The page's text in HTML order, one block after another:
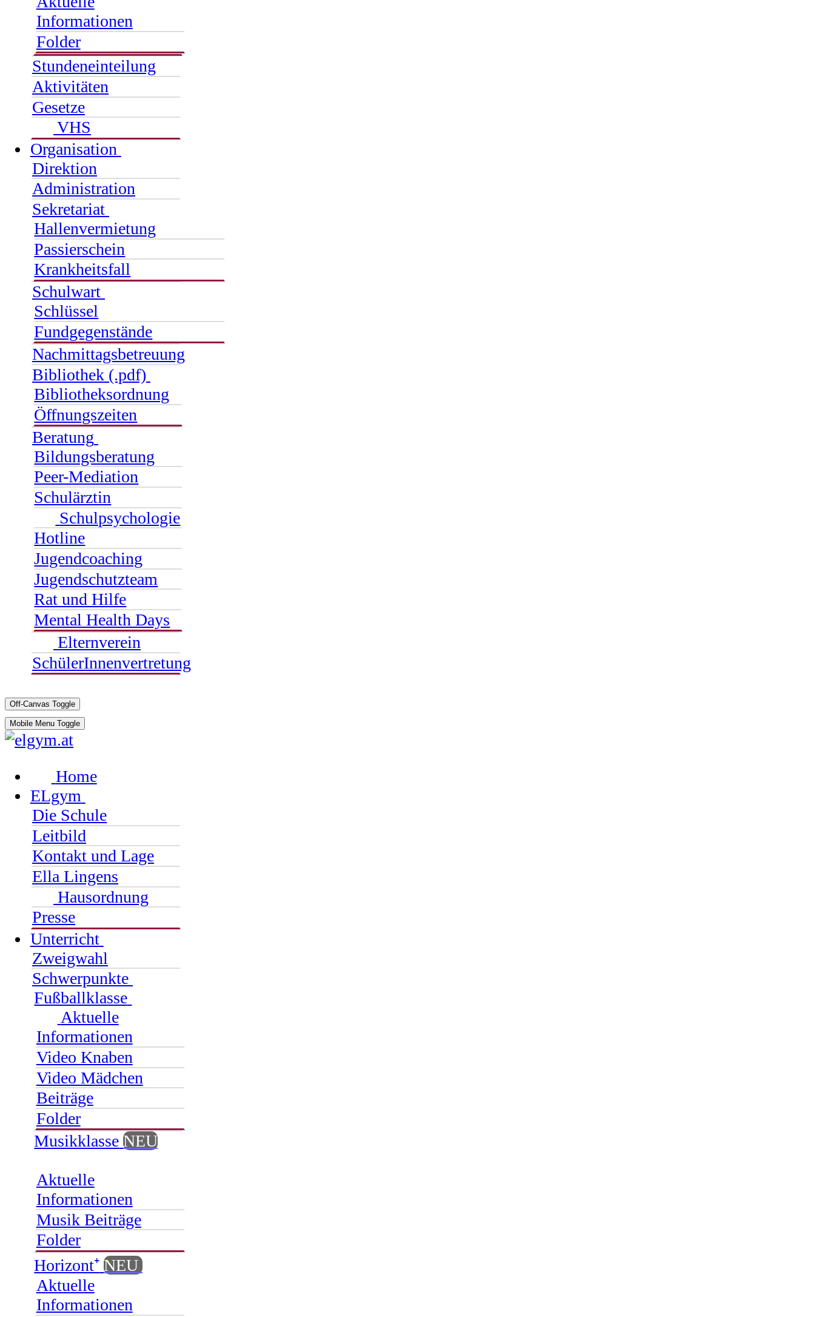
Informationen
Folder
Stundeneinteilung
Aktivitäten
Gesetze
VHS
Organisation
Direktion
Administration
Sekretariat
Hallenvermietung
Passierschein
Krankheitsfall
Schulwart
Schlüssel
Fundgegenstände
Nachmittagsbetreuung
Bibliothek (.pdf)
Bibliotheksordnung
Öffnungszeiten
Beratung
Bildungsberatung
Peer-Mediation
Schulärztin
Schulpsychologie
Hotline
Jugendcoaching
Jugendschutzteam
Rat und Hilfe
Mental Health Days
Elternverein
SchülerInnenvertretung
Off-Canvas Toggle
Mobile Menu Toggle
Home
ELgym
Die Schule
Leitbild
Kontakt und Lage
Ella Lingens
Hausordnung
Presse
Unterricht
Zweigwahl
Schwerpunkte
Fußballklasse
Aktuelle
Informationen
Video Knaben
Video Mädchen
Beiträge
Folder
Musikklasse NEU
Aktuelle
Informationen
Musik Beiträge
Folder
Horizont⁺ NEU
Aktuelle
Informationen